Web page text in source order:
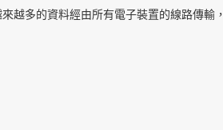
越多的資料經由所有電子裝置的線路傳輸